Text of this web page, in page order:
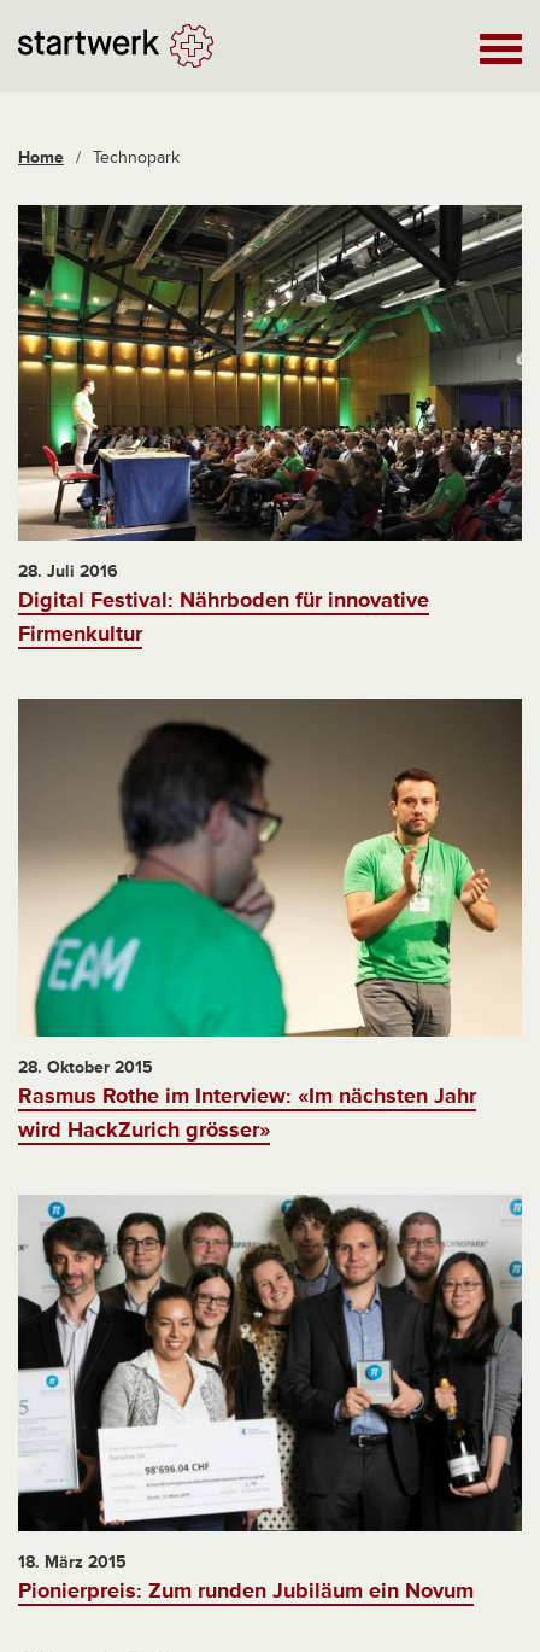
Home / Technopark
28. Juli 2016
Digital Festival: Nährboden für innovative
Firmenkultur
28. Oktober 2015
Rasmus Rothe im Interview: «Im nächsten Jahr
wird HackZurich grösser»
18. März 2015
Pionierpreis: Zum runden Jubiläum ein Novum